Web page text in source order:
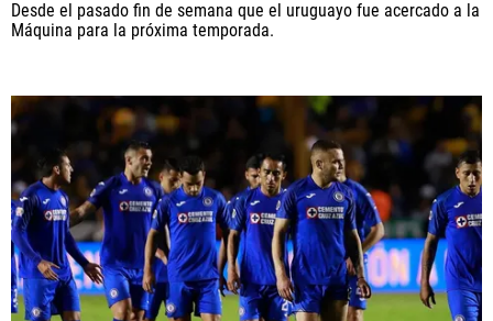
Desde el pasado fin de semana que el uruguayo fue acercado a la
Máquina para la próxima temporada.